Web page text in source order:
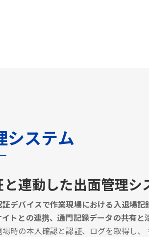
システム
連動した出面管理シ
デバイスで作業現場における入退場記
トとの連携、通門記録データの共有と
時の本人確認と認証、ログを取得し、